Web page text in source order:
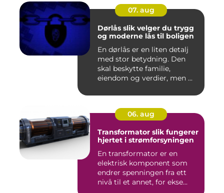
07. aug
Dørlås slik velger du trygg
og moderne lås til boligen
En dørlås er en liten detalj
med stor betydning. Den
skal beskytte familie,
eiendom og verdier, men ...
06. aug
Transformator slik fungerer
hjertet i strømforsyningen
En transformator er en
elektrisk komponent som
endrer spenningen fra ett
nivå til et annet, for ekse...